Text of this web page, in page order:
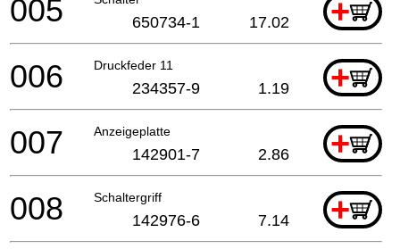
+
005 650734-1 17.02
Druckfeder 11 +
006 234357-9 1.19
Anzeigeplatte +
007 142901-7 2.86
Schaltergriff +
008 142976-6 7.14